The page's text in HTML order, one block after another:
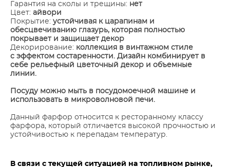
Гарантия на сколы и трещины: нет
Цвет: айвори
Покрытие: устойчивая к царапинам и
обесцвечиванию глазурь, которая полностью
покрывает и защищает декор
Декорирование: коллекция в винтажном стиле
с эффектом состаренности. Дизайн комбинирует в
себе рельефный цветочный декор и объемные
линии.
Посуду можно мыть в посудомоечной машине и
использовать в микроволновой печи.
Данный фарфор относится к ресторанному классу
фарфора, который отличается высокой прочностью и
устойчивостью к перепадам температур.
В связи с текущей ситуацией на топливном рынке,